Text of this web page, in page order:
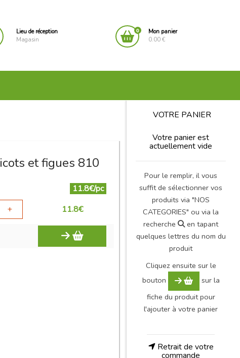
Lieu de réception
Magasin
0
Mon panier
0.00 €
et figues 810
11.8€/pc
+ 11.8€
VOTRE PANIER
Votre panier est
actuellement vide
Pour le remplir, il vous
suffit de sélectionner vos
produits via "NOS
CATEGORIES" ou via la
recherche
en tapant
quelques lettres du nom du
produit
Cliquez ensuite sur le
bouton
sur la
fiche du produit pour
l'ajouter à votre panier
Retrait de votre
commande